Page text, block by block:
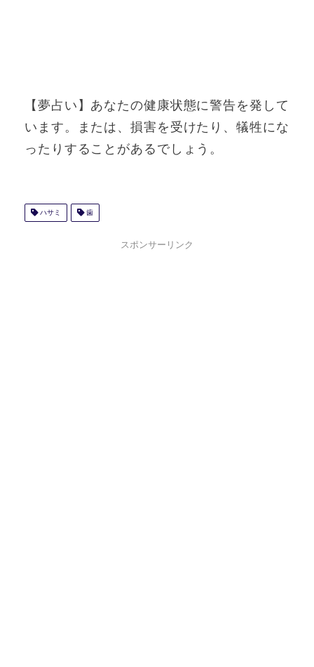
【夢占い】あなたの健康状態に警告を発して
います。または、損害を受けたり、犠牲にな
ったりすることがあるでしょう。
ハサミ 歯
スポンサーリンク